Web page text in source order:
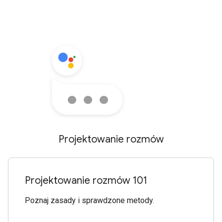
Projektowanie rozmów
Projektowanie rozmów 101
Poznaj zasady i sprawdzone metody.